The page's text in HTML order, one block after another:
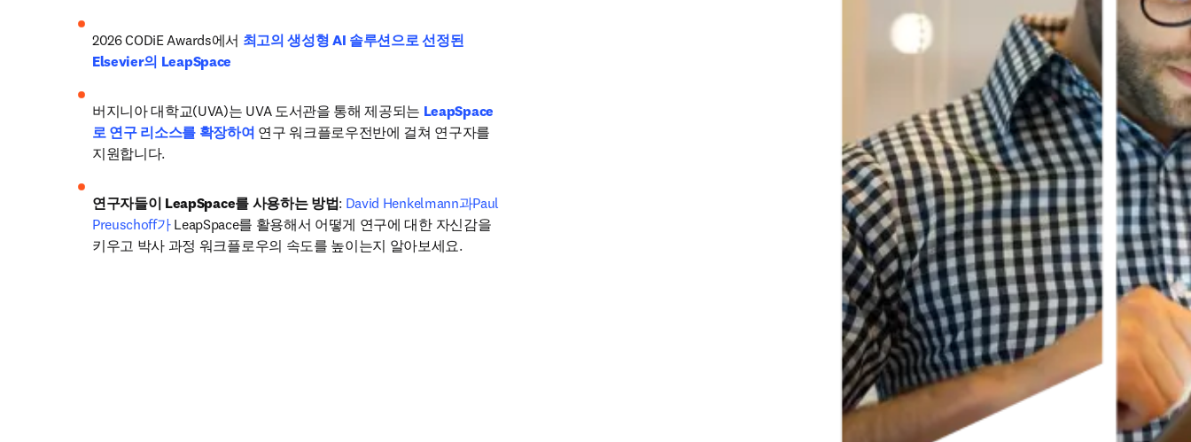
2026 CODiE Awards에서 최고의 생성형 AI 솔루션으로 선정된
Elsevier의 LeapSpace
버지니아 대학교(UVA)는 UVA 도서관을 통해 제공되는 LeapSpace
로 연구 리소스를 확장하여 연구 워크플로우전반에 걸쳐 연구자를
지원합니다.
연구자들이 LeapSpace를 사용하는 방법: David Henkelmann과Paul
Preuschoff가 LeapSpace를 활용해서 어떻게 연구에 대한 자신감을
키우고 박사 과정 워크플로우의 속도를 높이는지 알아보세요.